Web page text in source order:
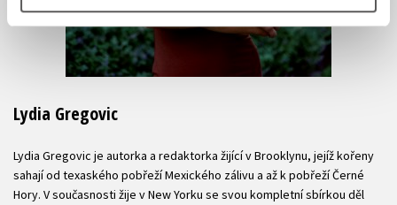
Lydia Gregovic
Lydia Gregovic je autorka a redaktorka žijící v Brooklynu, jejíž kořeny
sahají od texaského pobřeží Mexického zálivu a až k pobřeží Černé
Hory. V současnosti žije v New Yorku se svou kompletní sbírkou děl